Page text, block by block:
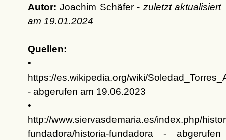
Autor: Joachim Schäfer - zuletzt aktualisiert
am 19.01.2024
Quellen:
•
https://es.wikipedia.org/wiki/
- abgerufen am 19.06.2023
•
http://www.siervasdemaria.es/index.php/
fundadora/historia-fundadora - abgerufen